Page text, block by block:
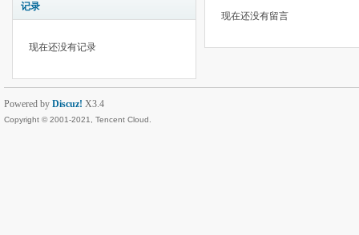
记录
现在还没有记录
现在还没有留言
Powered by Discuz! X3.4
Copyright © 2001-2021, Tencent Cloud.